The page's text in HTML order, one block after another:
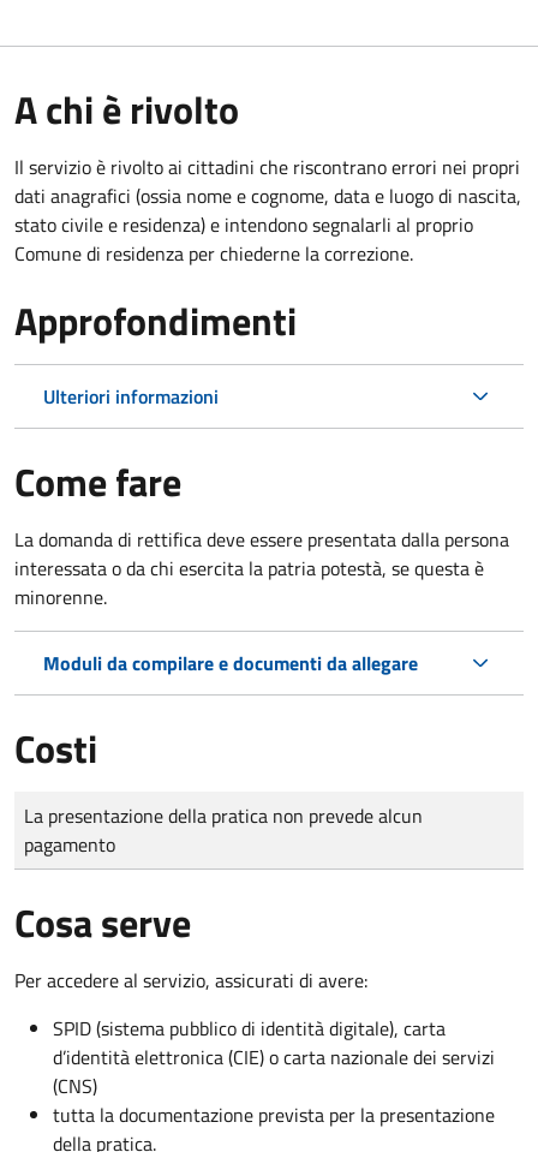
A chi è rivolto
Il servizio è rivolto ai cittadini che riscontrano errori nei propri
dati anagrafici (ossia nome e cognome, data e luogo di nascita,
stato civile e residenza) e intendono segnalarli al proprio
Comune di residenza per chiederne la correzione.
Approfondimenti
Ulteriori informazioni
Come fare
La domanda di rettifica deve essere presentata dalla persona
interessata oda chi esercita la patria potestà, se questa è
minorenne.
Moduli da compilare e documenti da allegare
Costi
Tipo di pagamento
Importo
La presentazione della pratica non prevede alcun
pagamento
Cosa serve
Per accedere al servizio, assicurati di avere:
SPID (sistema pubblico di identità digitale), carta
d’identità elettronica (CIE) o carta nazionale dei servizi
(CNS)
tutta la documentazione prevista per la presentazione
della pratica.